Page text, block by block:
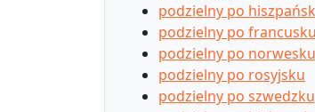
podzielny po
podzielny po francusku
podzielny po norwesku
podzielny po rosyjsku
podzielny po szwedzku